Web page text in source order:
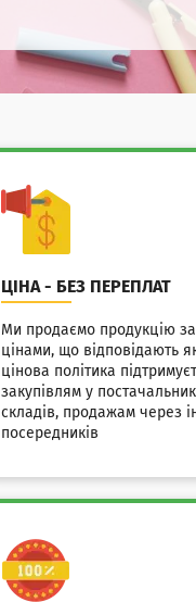
ЦІНА - БЕЗ ПЕРЕПЛАТ
Ми продаємо продукцію
цінами, що відповідають
цінова політика
закупівлям у
складів, продажам через
посередників